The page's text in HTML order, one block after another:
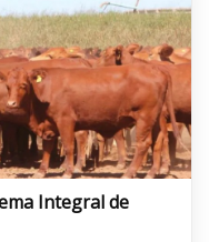
Integral de